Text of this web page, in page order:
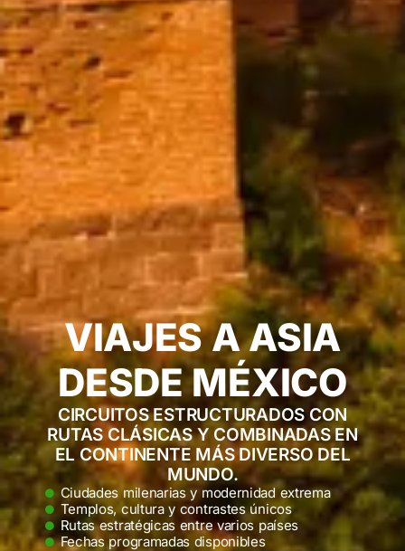
VIAJES A ASIA
DESDE MÉXICO
CIRCUITOS ESTRUCTURADOS CON
RUTAS CLÁSICAS Y COMBINADAS EN
EL CONTINENTE MÁS DIVERSO DEL
MUNDO.
Ciudades milenarias y modernidad extrema
Templos, cultura y contrastes únicos
Rutas estratégicas entre varios países
Fechas programadas disponibles